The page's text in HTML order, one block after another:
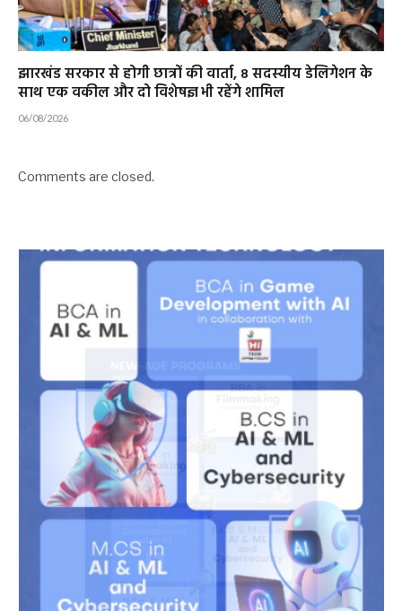
झारखंड सरकार से होगी छात्रों की वार्ता, 8 सदस्यीय डेलिगेशन के
साथ एक वकील और दो विशेषज्ञ भी रहेंगे शामिल
06/08/2026
Comments are closed.